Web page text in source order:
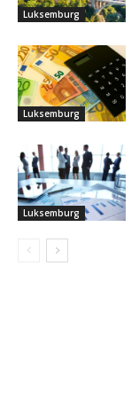
Luksemburg
Luksemburg
Luksemburg